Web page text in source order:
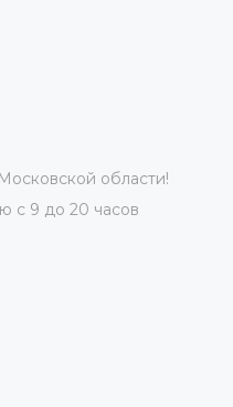
области!
с 9 до 20 часов